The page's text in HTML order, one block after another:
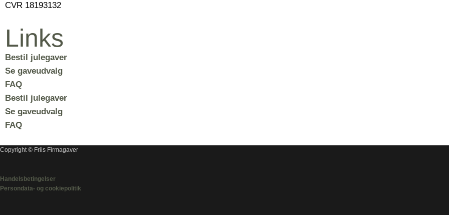
CVR 18193132
Links
Bestil julegaver
Se gaveudvalg
FAQ
Bestil julegaver
Se gaveudvalg
FAQ
Copyright © Friis Firmagaver
Handelsbetingelser
Persondata- og cookiepolitik